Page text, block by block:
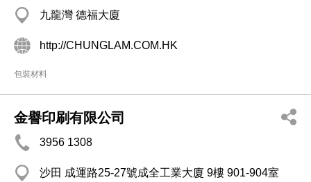
九龍灣 德福大廈
http://CHUNGLAM.COM.HK
包裝材料
金譽印刷有限公司
3956 1308
沙田 成運路25-27號成全工業大廈 9樓 901-904室